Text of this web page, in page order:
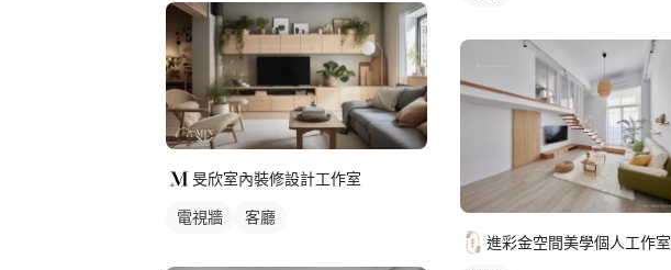
旻欣室內裝修設計工作室
電視牆 客廳
進彩金空間美學個人工作室